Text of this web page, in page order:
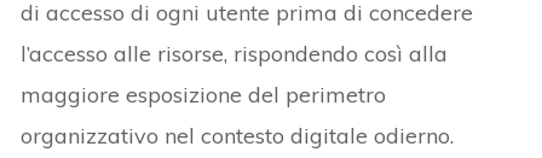
di accesso di ogni utente prima di concedere
l’accesso alle risorse, rispondendo così alla
maggiore esposizione del perimetro
organizzativo nel contesto digitale odierno.